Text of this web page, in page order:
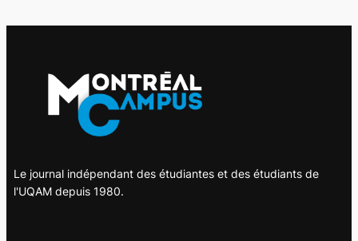
Le journal indépendant des étudiantes et des étudiants de
l'UQAM depuis 1980.